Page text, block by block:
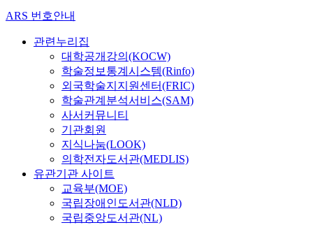
ARS 번호안내
관련누리집
대학공개강의(KOCW)
학술정보통계시스템(Rinfo)
외국학술지지원센터(FRIC)
학술관계분석서비스(SAM)
사서커뮤니티
기관회원
지식나눔(LOOK)
의학전자도서관(MEDLIS)
유관기관 사이트
교육부(MOE)
국립장애인도서관(NLD)
국립중앙도서관(NL)